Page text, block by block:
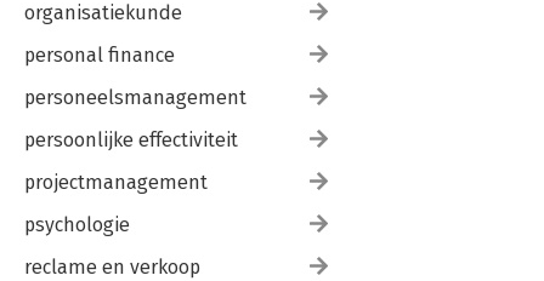
organisatiekunde
personal finance
personeelsmanagement
persoonlijke effectiviteit
projectmanagement
psychologie
reclame en verkoop